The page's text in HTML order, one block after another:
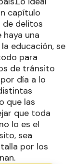
capítulo
de delitos
una
educación, se
para
de tránsito
día a lo
que las
que toda
lo es el
sea
por los